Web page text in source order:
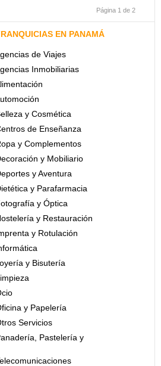
Página 1 de 2
EN PANAMÁ
de Viajes
Inmobiliarias
y Cosmética
de Enseñanza
y Complementos
y Mobiliario
y Aventura
y Parafarmacia
y Óptica
y Restauración
y Rotulación
y Bisutería
y Papelería
Servicios
Pastelería y